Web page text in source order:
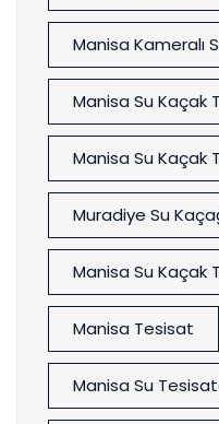
Manisa Kameralı
Manisa Su Kaçak
Manisa Su Kaçak
Muradiye Su
Manisa Su Kaçak
Manisa Tesisat
Manisa Su